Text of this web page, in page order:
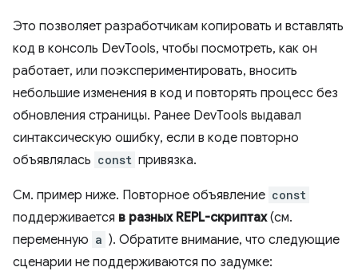
Это позволяет разработчикам копировать и вставлять
код в консоль DevTools, чтобы посмотреть, как он
работает, или поэкспериментировать, вносить
небольшие изменения в код и повторять процесс без
обновления страницы. Ранее DevTools выдавал
синтаксическую ошибку, если в коде повторно
объявлялась const привязка.
См. пример ниже. Повторное объявление const
поддерживается в разных REPL-скриптах(см.
переменную a ). Обратите внимание, что следующие
сценарии не поддерживаются по задумке: